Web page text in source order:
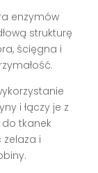
enzymów
strukturę
ścięgna i
i łączy je z
tkanek
i